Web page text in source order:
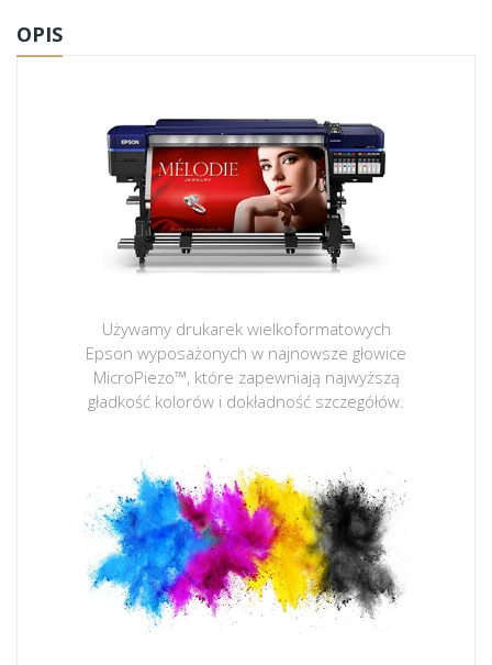
OPIS
Używamy drukarek wielkoformatowych
Epson wyposażonych w najnowsze głowice
MicroPiezo™, które zapewniają najwyższą
gładkość kolorów i dokładność szczegółów.